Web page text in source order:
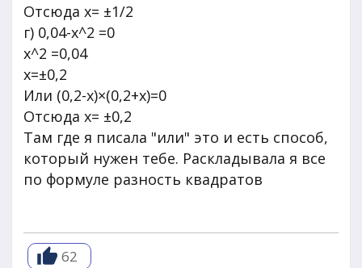
Отсюда х= ±1/2
г) 0,04-х^2 =0
х^2 =0,04
х=±0,2
Или (0,2-х)×(0,2+х)=0
Отсюда х= ±0,2
Там где я писала "или" это и есть способ,
который нужен тебе. Раскладывала я все
по формуле разность квадратов
62